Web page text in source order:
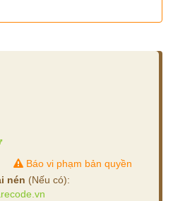
Báo vi phạm bản quyền
nén (Nếu có):